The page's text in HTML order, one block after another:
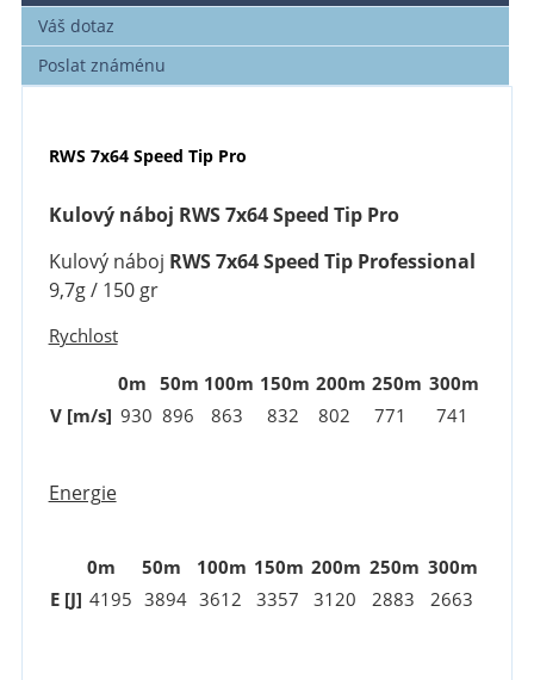
Váš dotaz
Poslat známénu
RWS 7x64 Speed Tip Pro
Kulový náboj RWS 7x64 Speed Tip Pro
Kulový náboj RWS 7x64 Speed Tip Professional
9,7g / 150 gr
Rychlost
0m 50m 100m 150m 200m 250m 300m
V [m/s] 930 896 863 832 802 771 741
Energie
0m 50m 100m 150m 200m 250m 300m
E [J] 4195 3894 3612 3357 3120 2883 2663